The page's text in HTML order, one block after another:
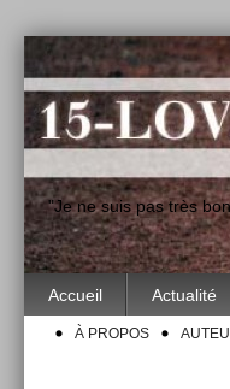
"Je ne suis pas très
Accueil Actualité
À PROPOS